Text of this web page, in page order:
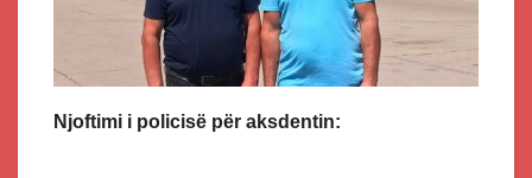
Njoftimi i policisë për aksdentin: